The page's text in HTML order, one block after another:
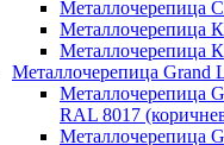
Металлочерепица
Металлочерепица
Металлочерепица
Металлочерепица Grand
Металлочерепица
RAL 8017
Металлочерепица